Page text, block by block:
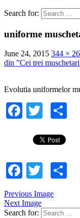
Search for:
uniforme
June 24, 2015 344 ×
din ”Cei trei
Evolutia uniformelor
Facebook
Twitter
Facebook
Twitter
Previous Image
Next Image
Search for: